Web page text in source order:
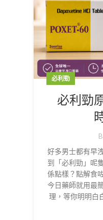
必利勁
必利勁
好多男士都有早
到「必利勁」呢
係點樣？點解食
今日藥師就用最
理，等你明明白